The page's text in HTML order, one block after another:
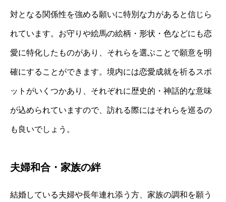
対となる関係性を強める願いに特別な力があると信じら
れています。お守りや絵馬の絵柄・形状・色などにも恋
愛に特化したものがあり、それらを選ぶことで願意を明
確にすることができます。境内には恋愛成就を祈るスポ
ットがいくつかあり、それぞれに歴史的・神話的な意味
が込められていますので、訪れる際にはそれらを巡るの
も良いでしょう。
夫婦和合・家族の絆
結婚している夫婦や長年連れ添う方、家族の調和を願う